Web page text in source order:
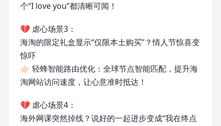
个“I love you”都清晰可闻！
💔 虐心场景3：
海淘的限定礼盒显示“仅限本土购买”？情人节惊喜变
惊吓
👉🏻 轻蜂智能路由优化：全球节点智能匹配，提升海
淘网站访问速度，让心意准时抵达！
💔 虐心场景4：
海外网课突然掉线？说好的一起进步变成“我在终点